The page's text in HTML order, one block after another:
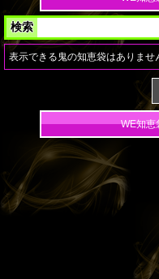
検索
表示できる鬼の知恵袋はありませ
WE知恵